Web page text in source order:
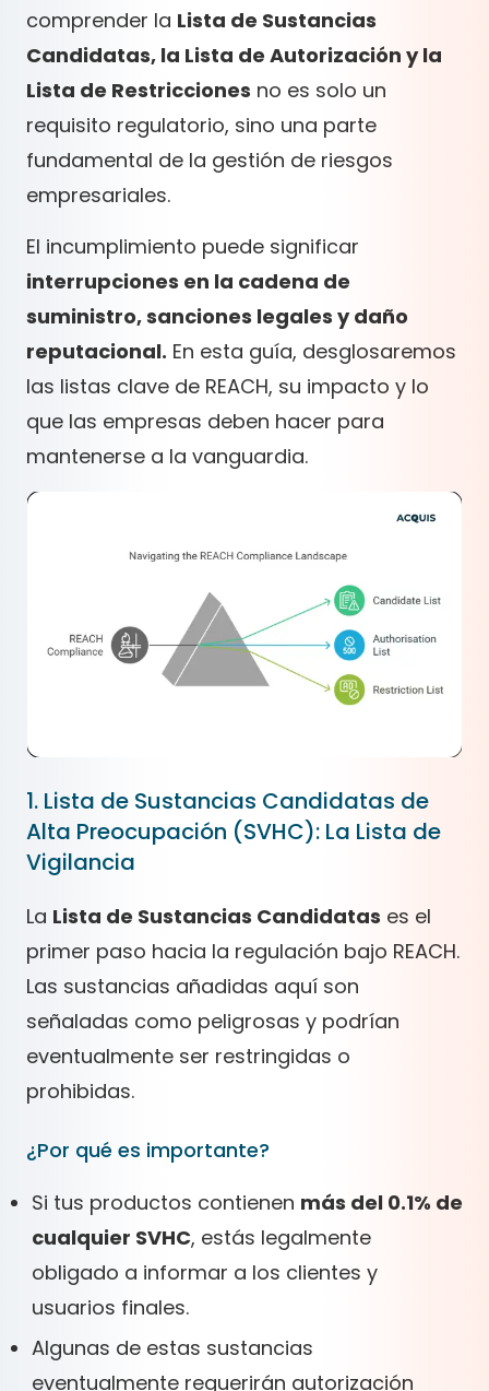
comprender la Lista de Sustancias
Candidatas, la Lista de Autorización y la
Lista de Restricciones no es solo un
requisito regulatorio, sino una parte
fundamental de la gestión de riesgos
empresariales.
El incumplimiento puede significar
interrupciones en la cadena de
suministro, sanciones legales y daño
reputacional. En esta guía, desglosaremos
las listas clave de REACH, su impacto y lo
que las empresas deben hacer para
mantenerse a la vanguardia.
1. Lista de Sustancias Candidatas de
Alta Preocupación (SVHC): La Lista de
Vigilancia
La Lista de Sustancias Candidatas es el
primer paso hacia la regulación bajo REACH.
Las sustancias añadidas aquí son
señaladas como peligrosas y podrían
eventualmente ser restringidas o
prohibidas.
¿Por qué es importante?
Si tus productos contienen más del 0.1% de
cualquier SVHC, estás legalmente
obligado a informar a los clientes y
usuarios finales.
Algunas de estas sustancias
eventualmente requerirán autorización